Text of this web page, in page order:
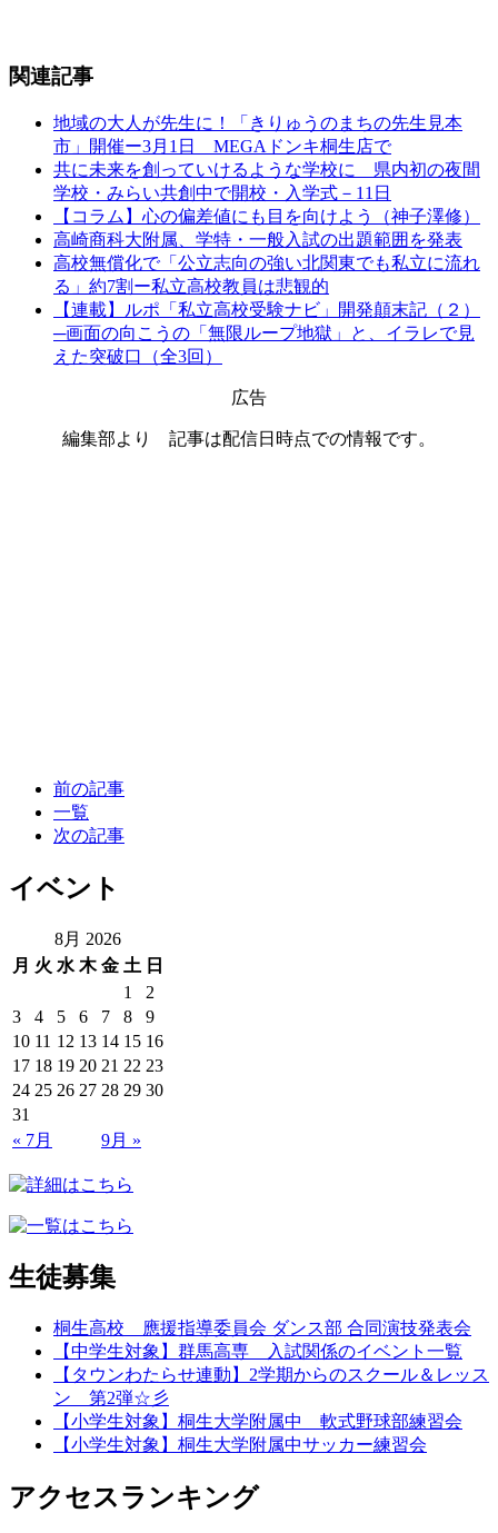
関連記事
地域の大人が先生に！「きりゅうのまちの先生見本
市」開催ー3月1日 MEGAドンキ桐生店で
共に未来を創っていけるような学校に 県内初の夜間
学校・みらい共創中で開校・入学式－11日
【コラム】心の偏差値にも目を向けよう（神子澤修）
高崎商科大附属、学特・一般入試の出題範囲を発表
高校無償化で「公立志向の強い北関東でも私立に流れ
る」約7割ー私立高校教員は悲観的
【連載】ルポ「私立高校受験ナビ」開発顛末記（２）
─画面の向こうの「無限ループ地獄」と、イラレで見
えた突破口（全3回）
広告
編集部より 記事は配信日時点での情報です。
前の記事
一覧
次の記事
イベント
8月 2026
月 火 水 木 金 土 日
1
2
3
4 5 6 7 8
9
10 11 12 13 14 15 16
17 18 19 20 21 22 23
24 25 26 27 28 29 30
31
« 7月
9月 »
生徒募集
桐生高校 應援指導委員会 ダンス部 合同演技発表会
【中学生対象】群馬高専 入試関係のイベント一覧
【タウンわたらせ連動】2学期からのスクール＆レッス
ン 第2弾☆彡
【小学生対象】桐生大学附属中 軟式野球部練習会
【小学生対象】桐生大学附属中サッカー練習会
アクセスランキング